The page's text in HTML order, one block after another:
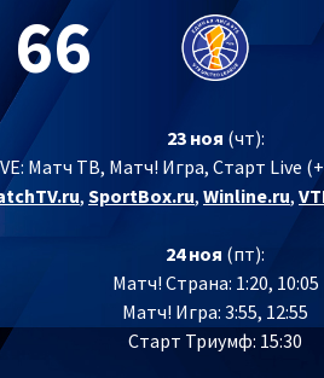
66
23 ноя (чт):
Матч ТВ, Матч! Игра, Старт Live
, SportBox.ru, Winline.ru,
24 ноя (пт):
Матч! Страна: 1:20, 10:05
Матч! Игра: 3:55, 12:55
Старт Триумф: 15:30